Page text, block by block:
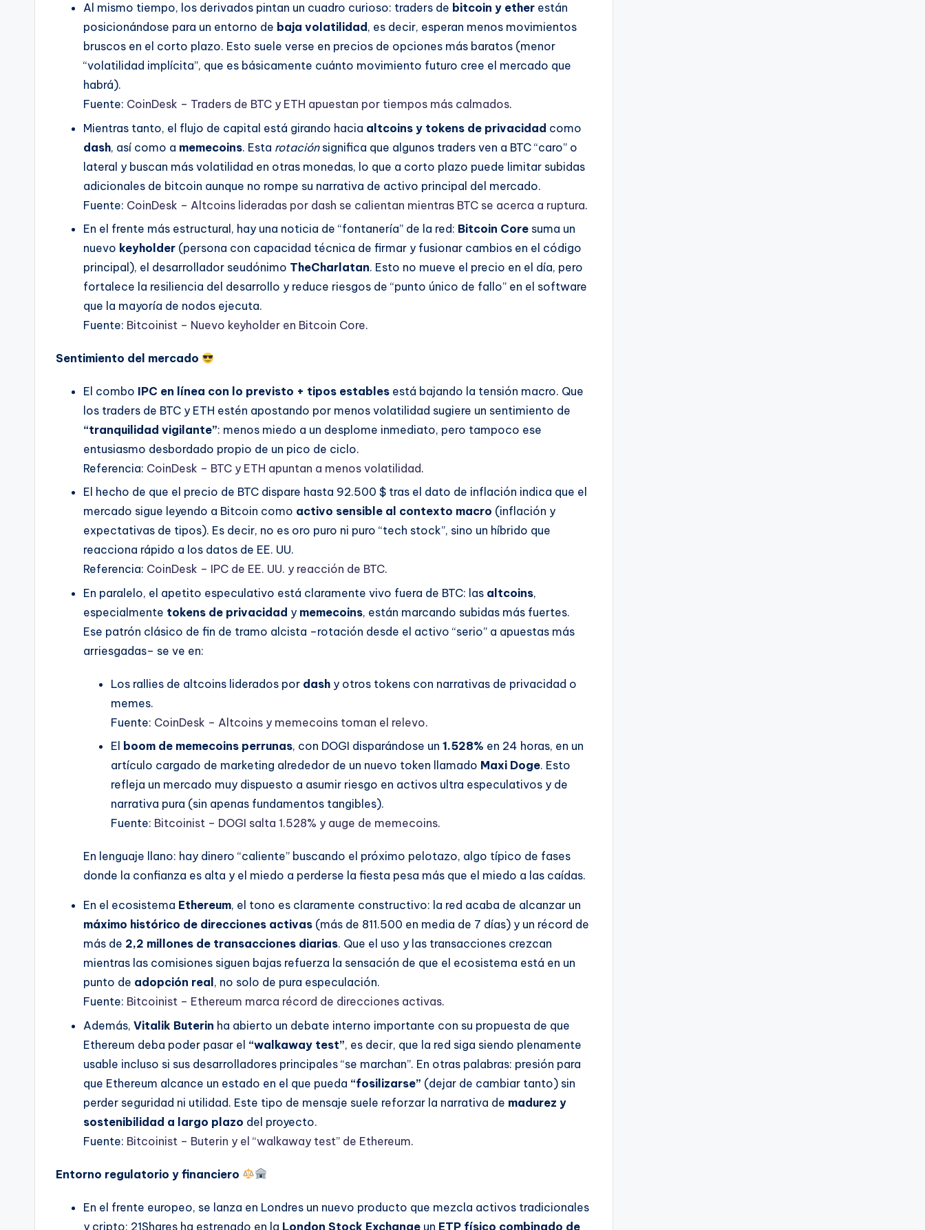
Al mismo tiempo, los derivados pintan un cuadro curioso: traders de bitcoin y ether están
posicionándose para un entorno de baja volatilidad , es decir, esperan menos movimientos
bruscos en el corto plazo. Esto suele verse en precios de opciones más baratos (menor
“volatilidad implícita”, que es básicamente cuánto movimiento futuro cree el mercado que
habrá).
Fuente: CoinDesk – Traders de BTC y ETH apuestan por tiempos más calmados.
Mientras tanto, el flujo de capital está girando hacia altcoins y tokens de privacidad como
dash, así como a memecoins. Esta rotaciónsignifica que algunos traders ven a BTC “caro” o
lateral y buscan más volatilidad en otras monedas, lo que a corto plazo puede limitar subidas
adicionales de bitcoin aunque no rompe su narrativa de activo principal del mercado.
Fuente: CoinDesk – Altcoins lideradas por dash se calientan mientras BTC se acerca a ruptura.
En el frente más estructural, hay una noticia de “fontanería” de la red: Bitcoin Core suma un
nuevo keyholder (persona con capacidad técnica de firmar y fusionar cambios en el código
principal), el desarrollador seudónimo TheCharlatan. Esto no mueve el precio en el día, pero
fortalece la resiliencia del desarrollo y reduce riesgos de “punto único de fallo” en el software
que la mayoría de nodos ejecuta.
Fuente: Bitcoinist – Nuevo keyholder en Bitcoin Core.
Sentimiento del mercado
El combo IPC en línea con lo previsto + tipos estables está bajando la tensión macro. Que
los traders de BTC y ETH estén apostando por menos volatilidad sugiere un sentimiento de
“tranquilidad vigilante”: menos miedo a un desplome inmediato, pero tampoco ese
entusiasmo desbordado propio de un pico de ciclo.
Referencia: CoinDesk – BTC y ETH apuntan a menos volatilidad.
El hecho de que el precio de BTC dispare hasta 92.500 $ tras el dato de inflación indica que el
mercado sigue leyendo a Bitcoin como activo sensible al contexto macro (inflación y
expectativas de tipos). Es decir, no es oro puro ni puro “tech stock”, sino un híbrido que
reacciona rápido a los datos de EE. UU.
Referencia: CoinDesk – IPC de EE. UU. y reacción de BTC.
En paralelo, el apetito especulativo está claramente vivo fuera de BTC: las altcoins,
especialmente tokens de privacidad y memecoins, están marcando subidas más fuertes.
Ese patrón clásico de fin de tramo alcista –rotación desde el activo “serio” a apuestas más
arriesgadas– se ve en:
Los rallies de altcoins liderados por dash y otros tokens con narrativas de privacidad o
memes.
Fuente: CoinDesk – Altcoins y memecoins toman el relevo.
El boom de memecoins perrunas, con DOGI disparándose un 1.528% en 24 horas, en un
artículo cargado de marketing alrededor de un nuevo token llamado Maxi Doge. Esto
refleja un mercado muy dispuesto a asumir riesgo en activos ultra especulativos y de
narrativa pura (sin apenas fundamentos tangibles).
Fuente: Bitcoinist – DOGI salta 1.528% y auge de memecoins.
En lenguaje llano: hay dinero “caliente” buscando el próximo pelotazo, algo típico de fases
donde la confianza es alta y el miedo a perderse la fiesta pesa más que el miedo a las caídas.
En el ecosistema Ethereum, el tono es claramente constructivo: la red acaba de alcanzar un
máximo histórico de direcciones activas (más de 811.500 en media de 7 días) y un récord de
más de 2,2 millones de transacciones diarias. Que el uso y las transacciones crezcan
mientras las comisiones siguen bajas refuerza la sensación de que el ecosistema está en un
punto de adopción real , no solo de pura especulación.
Fuente: Bitcoinist – Ethereum marca récord de direcciones activas.
Además, Vitalik Buterin ha abierto un debate interno importante con su propuesta de que
Ethereum deba poder pasar el “walkaway test”, es decir, que la red siga siendo plenamente
usable incluso si sus desarrolladores principales “se marchan”. En otras palabras: presión para
que Ethereum alcance un estado en el que pueda “fosilizarse” (dejar de cambiar tanto) sin
perder seguridad ni utilidad. Este tipo de mensaje suele reforzar la narrativa de madurez y
sostenibilidad a largo plazo del proyecto.
Fuente: Bitcoinist – Buterin y el “walkaway test” de Ethereum.
Entorno regulatorio y financiero
En el frente europeo, se lanza en Londres un nuevo producto que mezcla activos tradicionales
y cripto: 21Shares ha estrenado en la London Stock Exchange un ETP físico combinado de